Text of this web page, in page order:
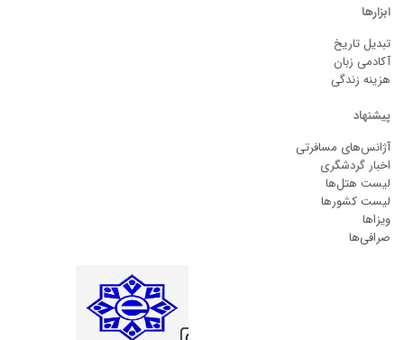
ابزارها
تبدیل تاریخ
آکادمی زبان
هزینه زندگی
پیشنهاد
آژانس‌های مسافرتی
اخبار گردشگری
لیست هتل‌ها
لیست کشورها
ویزاها
صرافی‌ها